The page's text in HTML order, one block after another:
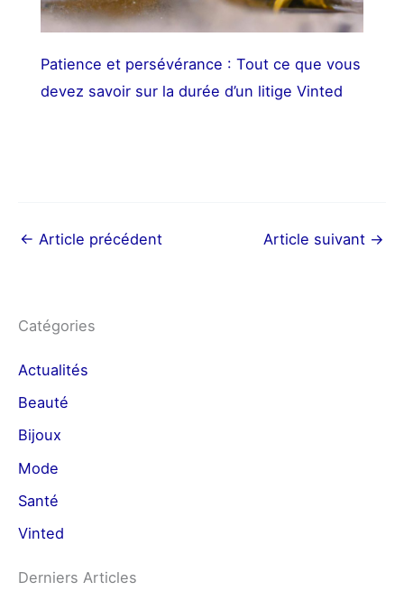
Patience et persévérance : Tout ce que vous
devez savoir sur la durée d’un litige Vinted
← Article précédent Article suivant →
Catégories
Actualités
Beauté
Bijoux
Mode
Santé
Vinted
Derniers Articles